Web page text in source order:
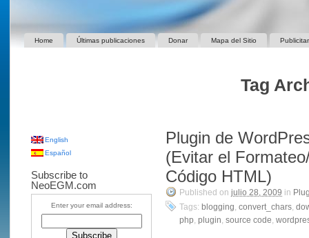
Home Últimas publicaciones Donar Mapa del Sitio
Tag
Plugin de
(Evitar el
Código HTML)
Published on julio 28, 2009 in
Tags: blogging, convert_chars,
php, plugin, source code,
English
Español
Subscribe to
NeoEGM.com
Enter your email address: